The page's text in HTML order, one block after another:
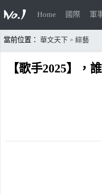
Home 國際 軍
當前位置： 華文天下 > 綜藝
【歌手2025】，